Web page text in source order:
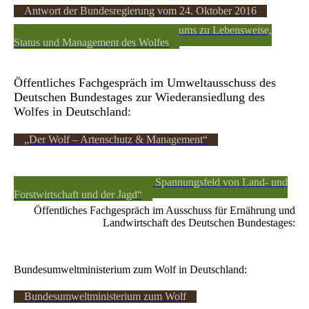
Antwort der Bundesregierung vom 24. Oktober 2016
Bericht des Bundesumweltministeriums zu Lebensweise,
Status und Management des Wolfes
Öffentliches Fachgespräch im Umweltausschuss des
Deutschen Bundestages zur Wiederansiedlung des
Wolfes in Deutschland:
„Der Wolf – Artenschutz & Management“
„Herdenschutz - Der Wolf im Spannungsfeld von Land- und
Forstwirtschaft und der Jagd“
Öffentliches Fachgespräch im Ausschuss für Ernährung und
Landwirtschaft des Deutschen Bundestages:
Bundesumweltministerium zum Wolf in Deutschland:
Bundesumweltministerium zum Wolf